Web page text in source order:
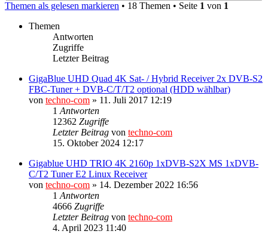
Themen als gelesen markieren • 18 Themen • Seite 1 von 1
Themen
Antworten
Zugriffe
Letzter Beitrag
GigaBlue UHD Quad 4K Sat- / Hybrid Receiver 2x DVB-S2
FBC-Tuner + DVB-C/T/T2 optional (HDD wählbar)
von techno-com » 11. Juli 2017 12:19
1 Antworten
12362 Zugriffe
Letzter Beitrag von techno-com
15. Oktober 2024 12:17
Gigablue UHD TRIO 4K 2160p 1xDVB-S2X MS 1xDVB-
C/T2 Tuner E2 Linux Receiver
von techno-com » 14. Dezember 2022 16:56
1 Antworten
4666 Zugriffe
Letzter Beitrag von techno-com
4. April 2023 11:40